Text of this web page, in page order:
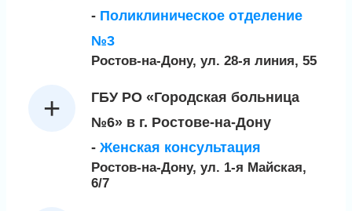
- Поликлиническое отделение
№3
Ростов-на-Дону, ул. 28-я линия, 55
ГБУ РО «Городская больница
№6» в г. Ростове-на-Дону
- Женская консультация
Ростов-на-Дону, ул. 1-я Майская,
6/7